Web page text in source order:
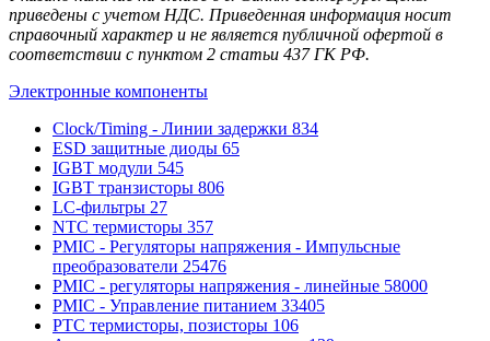
приведены с учетом НДС. Приведенная информация носит
справочный характер и не является публичной офертой в
соответствии с пунктом 2 статьи 437 ГК РФ.
Электронные компоненты
Clock/Timing - Линии задержки 834
ESD защитные диоды 65
IGBT модули 545
IGBT транзисторы 806
LC-фильтры 27
NTC термисторы 357
PMIC - Регуляторы напряжения - Импульсные
преобразователи 25476
PMIC - регуляторы напряжения - линейные 58000
PMIC - Управление питанием 33405
PTC термисторы, позисторы 106